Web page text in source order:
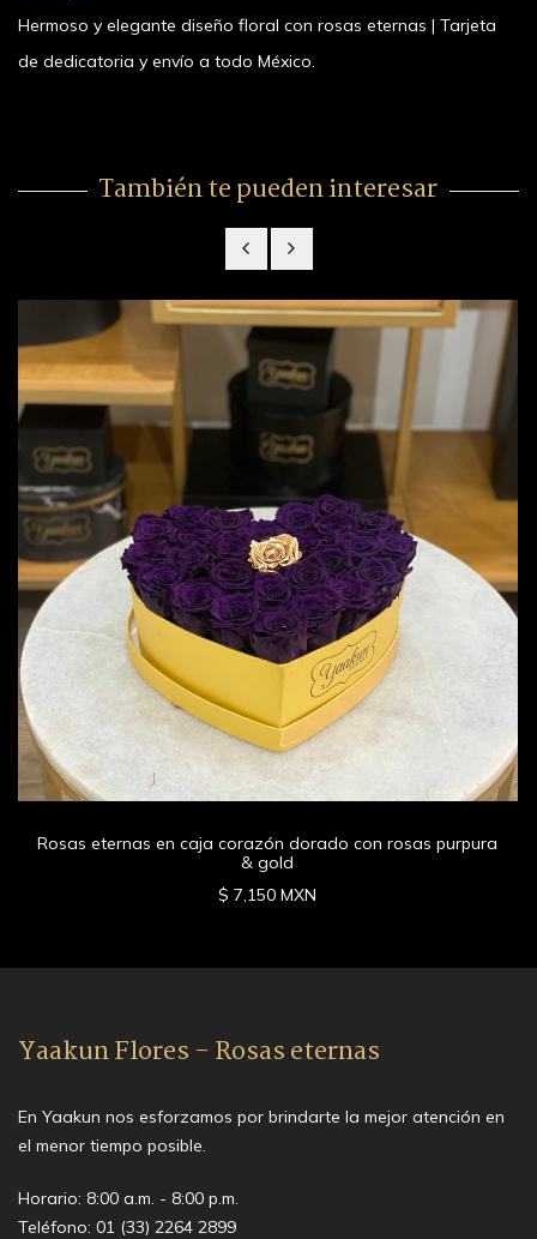
Hermoso y elegante diseño floral con rosas eternas | Tarjeta
de dedicatoria y envío a todo México.
También te pueden interesar
Rosas eternas en caja corazón dorado con rosas purpura
& gold
$ 7,150 MXN
Yaakun Flores - Rosas eternas
En Yaakun nos esforzamos por brindarte la mejor atención en
el menor tiempo posible.
Horario: 8:00 a.m. - 8:00 p.m.
Teléfono: 01 (33) 2264 2899